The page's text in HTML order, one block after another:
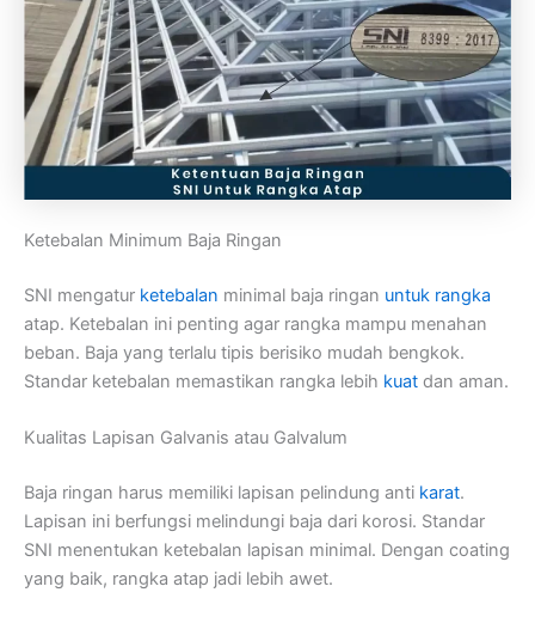
Ketebalan Minimum Baja Ringan
SNI mengatur ketebalan minimal baja ringan untuk rangka
atap. Ketebalan ini penting agar rangka mampu menahan
beban. Baja yang terlalu tipis berisiko mudah bengkok.
Standar ketebalan memastikan rangka lebih kuat dan aman.
Kualitas Lapisan Galvanis atau Galvalum
Baja ringan harus memiliki lapisan pelindung anti karat.
Lapisan ini berfungsi melindungi baja dari korosi. Standar
SNI menentukan ketebalan lapisan minimal. Dengan coating
yang baik, rangka atap jadi lebih awet.